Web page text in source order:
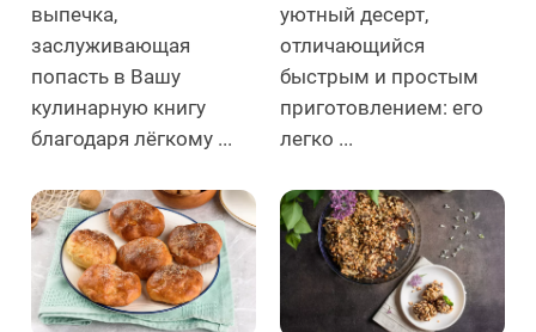
выпечка,
заслуживающая
попасть в Вашу
кулинарную книгу
благодаря лёгкому ...
уютный десерт,
отличающийся
быстрым и простым
приготовлением: его
легко ...